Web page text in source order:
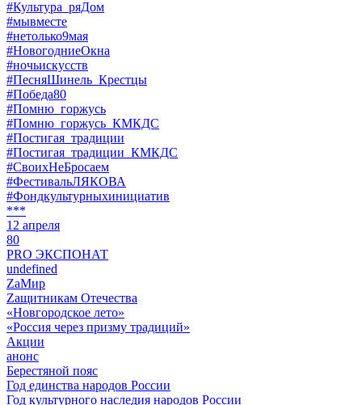
#Культура_ряДом
#мывместе
#нетолько9мая
#НовогодниеОкна
#ночьискусств
#ПесняШинель_Крестцы
#Победа80
#Помню_горжусь
#Помню_горжусь_КМКДС
#Постигая_традиции
#Постигая_традиции_КМКДС
#СвоихНеБросаем
#ФестивальЛЯКОВА
#Фондкультурныхинициатив
***
12 апреля
80
PRO ЭКСПОНАТ
undefined
ZaМир
Zащитникам Отечества
«Новгородское лето»
«Россия через призму традиций»
Акции
анонс
Берестяной пояс
Год единства народов России
Год культурного наследия народов России